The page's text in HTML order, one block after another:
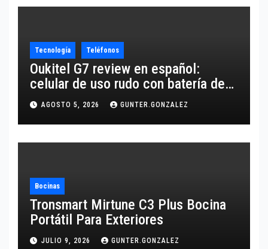
Tecnología Teléfonos
Oukitel G7 review en español:
celular de uso rudo con batería de
10,600 mAh
AGOSTO 5, 2026 GUNTER.GONZALEZ
Bocinas
Tronsmart Mirtune C3 Plus Bocina
Portátil Para Exteriores
JULIO 9, 2026 GUNTER.GONZALEZ